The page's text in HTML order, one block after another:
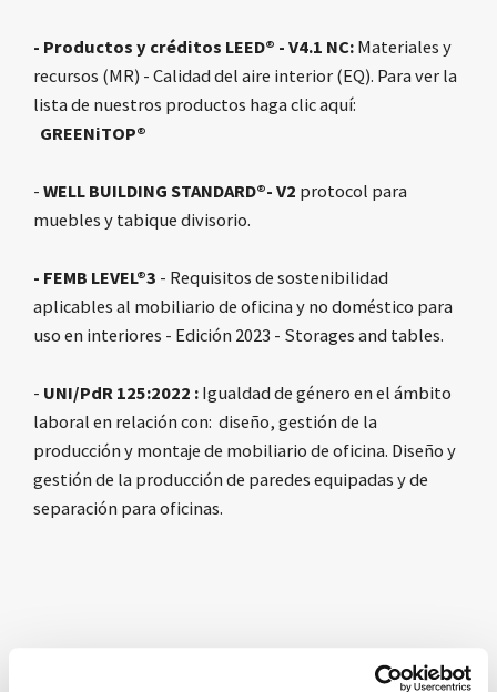
- Productos y créditos LEED® - V4.1 NC: Materiales y
recursos (MR) - Calidad del aire interior (EQ). Para ver la
lista de nuestros productos haga clic aquí:
GREENiTOP®
-WELL BUILDING STANDARD®- V2 protocol para
muebles y tabique divisorio.
- FEMB LEVEL®3 - Requisitos de sostenibilidad
aplicables al mobiliario de oficina y no doméstico para
uso en interiores - Edición 2023 - Storages and tables.
- UNI/PdR 125:2022 : Igualdad de género en el ámbito
laboral en relación con: diseño, gestión de la
producción y montaje de mobiliario de oficina. Diseño y
gestión de la producción de paredes equipadas y de
separación para oficinas.